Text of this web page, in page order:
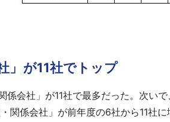
」が11社でトップ
会社」が11社で最多だった。次い
関係会社」が前年度の6社から11社